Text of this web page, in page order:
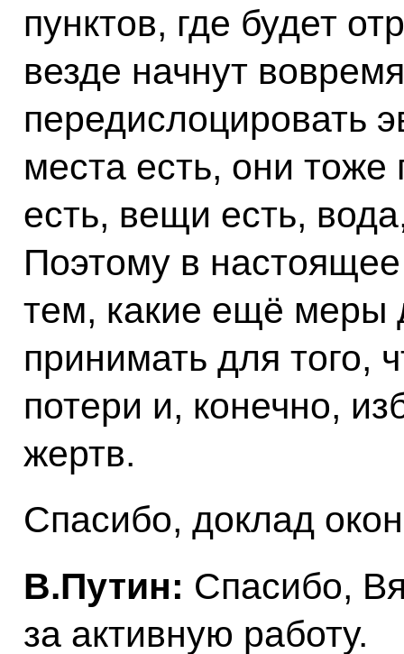
пунктов, где будет
везде начнут
передислоцировать
места есть, они тоже
есть, вещи есть,
Поэтому в
тем, какие ещё меры
принимать для того,
потери и, конечно,
жертв.
Спасибо, доклад
В.Путин: Спасибо,
за активную работу.